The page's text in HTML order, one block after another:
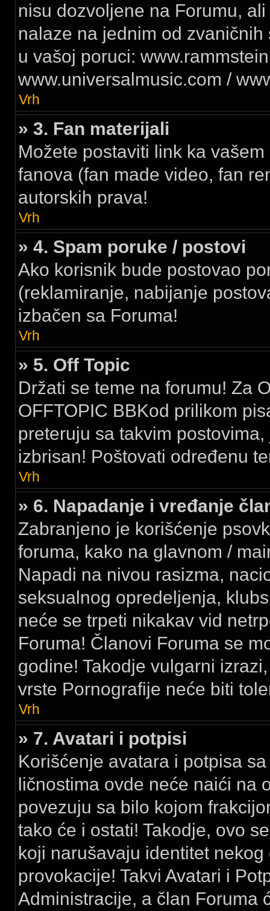
nisu dozvoljene na Forumu,
nalaze na jednim od
u vašoj poruci:
www.universalmusic.com /
Vrh
» 3. Fan materijali
Možete postaviti link ka
fanova (fan made video, fan
autorskih prava!
Vrh
» 4. Spam poruke / postovi
Ako korisnik bude postovao
(reklamiranje, nabijanje
izbačen sa Foruma!
Vrh
» 5. Off Topic
Držati se teme na forumu! Za
OFFTOPIC BBKod prilikom
preteruju sa takvim
izbrisan! Poštovati određenu
Vrh
» 6. Napadanje i vređanje
Zabranjeno je korišćenje
foruma, kako na glavnom /
Napadi na nivou rasizma,
seksualnog opredeljenja,
neće se trpeti nikakav vid
Foruma! Članovi Foruma se
godine! Takodje vulgarni
vrste Pornografije neće biti
Vrh
» 7. Avatari i potpisi
Korišćenje avatara i potpisa
ličnostima ovde neće naići na
povezuju sa bilo kojom
tako će i ostati! Takodje, ovo
koji narušavaju identitet
provokacije! Takvi Avatari i
Administracije, a član Foruma